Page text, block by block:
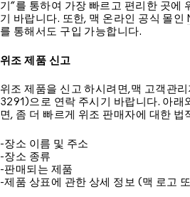
기”를 통하여 가장 빠르고 편리한 곳에
기 바랍니다. 또한, 맥 온라인 공식 몰인
를 통해서도 구입 가능합니다.
위조 제품 신고
위조 제품을 신고 하시려면,맥 고객관
3291)으로 연락 주시기 바랍니다. 아래
면, 좀 더 빠르게 위조 판매자에 대한 법
-장소 이름 및 주소
-장소 종류
-판매되는 제품
-제품 상표에 관한 상세 정보 (맥 로고